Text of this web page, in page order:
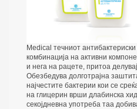
Medical течниот
комбинација на активни
и нега на рацете, притоа
Обезбедува долготрајна
најчестите бактерии кои се
на глицерин врши длабинска
секојдневна употреба таа